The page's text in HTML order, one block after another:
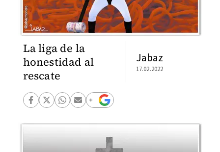
La liga de la
honestidad al
rescate
Jabaz
17.02.2022